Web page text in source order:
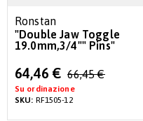
Ronstan
"Double Jaw Toggle
19.0mm,3/4"" Pins"
Special
Price
64,46 € 66,45 €
Su ordinazione
SKU: RF1505-12